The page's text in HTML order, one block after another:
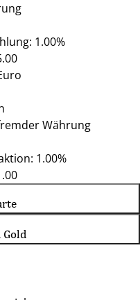
1.00%
Währung
1.00%
Gold